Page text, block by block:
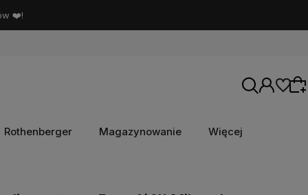
❤️!
Wybierz coś dla siebie z naszej aktualnej
Rothenberger Magazynowanie Więcej